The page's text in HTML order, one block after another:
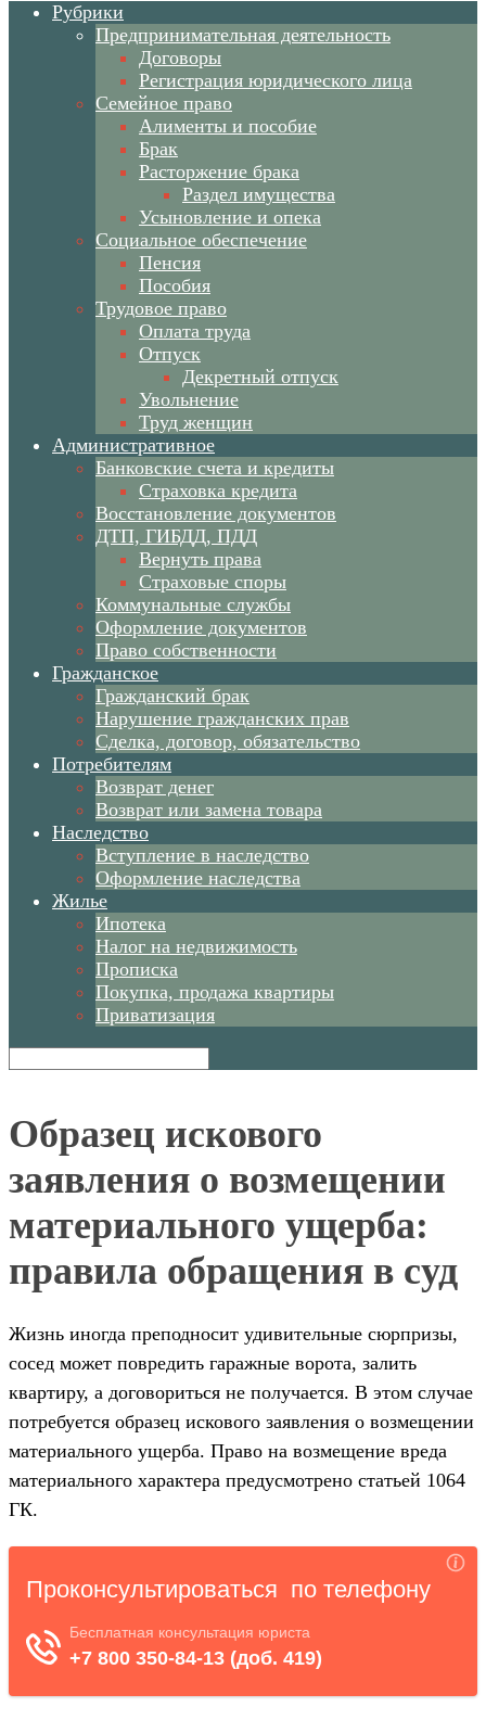
Рубрики
Предпринимательная деятельность
Договоры
Регистрация юридического лица
Семейное право
Алименты и пособие
Брак
Расторжение брака
Раздел имущества
Усыновление и опека
Социальное обеспечение
Пенсия
Пособия
Трудовое право
Оплата труда
Отпуск
Декретный отпуск
Увольнение
Труд женщин
Административное
Банковские счета и кредиты
Страховка кредита
Восстановление документов
ДТП, ГИБДД, ПДД
Вернуть права
Страховые споры
Коммунальные службы
Оформление документов
Право собственности
Гражданское
Гражданский брак
Нарушение гражданских прав
Сделка, договор, обязательство
Потребителям
Возврат денег
Возврат или замена товара
Наследство
Вступление в наследство
Оформление наследства
Жилье
Ипотека
Налог на недвижимость
Прописка
Покупка, продажа квартиры
Приватизация
Образец искового
заявления о возмещении
материального ущерба:
правила обращения в суд
Жизнь иногда преподносит удивительные сюрпризы,
сосед может повредить гаражные ворота, залить
квартиру, а договориться не получается. В этом случае
потребуется образец искового заявления о возмещении
материального ущерба. Право на возмещение вреда
материального характера предусмотрено статьей 1064
ГК.